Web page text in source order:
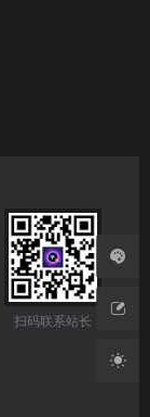
扫码联系站长